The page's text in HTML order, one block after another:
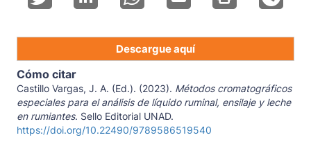
Descargue aquí
Cómo citar
Castillo Vargas, J. A. (Ed.). (2023). Métodos cromatográficos
especiales para el análisis de líquido ruminal, ensilaje y leche
en rumiantes. Sello Editorial UNAD.
https://doi.org/10.22490/9789586519540